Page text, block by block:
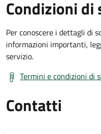
Condizioni di
Per conoscere i dettagli di
informazioni importanti,
servizio.
Termini e condizioni di
Contatti